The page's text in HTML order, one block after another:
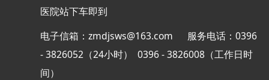
医院站下车即到
电子信箱：zmdjsws@163.com 服务电话：0396
- 3826052（24小时） 0396 - 3826008（工作日时
间）